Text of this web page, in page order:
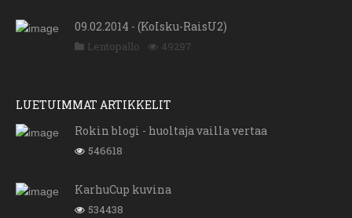
09.02.2014 - (KoIsku-RaisU2)
Lentopallo 49297
LUETUIMMAT ARTIKKELIT
Rokin blogi - huoltaja vailla vertaa
546618
KarhuCup kuvina
534438